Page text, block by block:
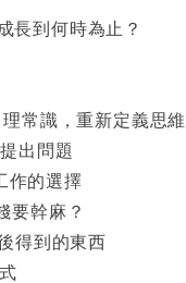
長到何時為止？
理常識，重新定義思維
出問題
作的選擇
要幹麻？
得到的東西